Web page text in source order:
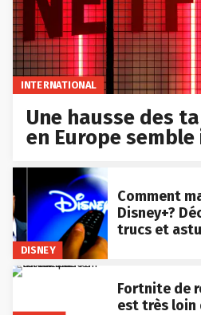
INTERNATIONAL
Une hausse des
en Europe
DISNEY
Comment
Disney+?
trucs et
Fortnite de
est très loin